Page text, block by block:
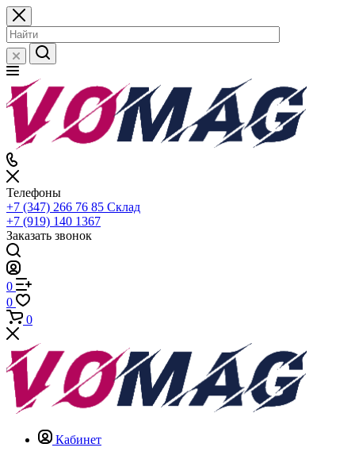
Телефоны
+7 (347) 266 76 85 Склад
+7 (919) 140 1367
Заказать звонок
0
0
0
Кабинет